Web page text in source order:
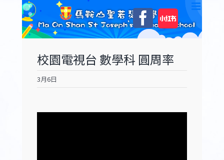
content
Facebook
自
訂
校園電視台 數學科 圓周率
3月6日